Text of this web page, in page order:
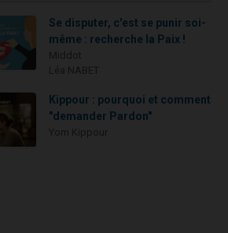
Se disputer, c'est se punir soi-
même : recherche la Paix !
Kippour : pourquoi et comment
"demander Pardon"